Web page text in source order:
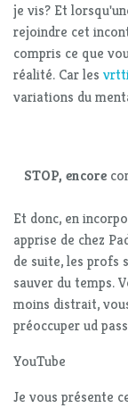
je vis? Et
rejoindre cet
compris ce que
réalité. Car les
variations du
STOP, encore
Et donc, en
apprise de chez
de suite, les profs
sauver du temps.
moins distrait,
préoccuper ud
YouTube
Je vous présente